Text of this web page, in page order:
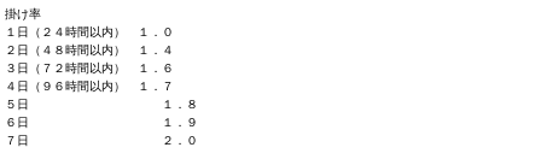
掛け率
１日（２４時間以内） １．０
２日（４８時間以内） １．４
３日（７２時間以内） １．６
４日（９６時間以内） １．７
５日 １．８
６日 １．９
７日 ２．０